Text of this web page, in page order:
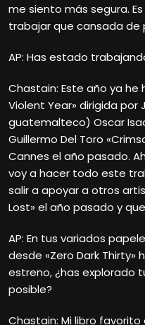
me siento más segura.
trabajar que cansada de
AP: Has estado
Chastain: Este año ya he
Violent Year» dirigida por
guatemalteco) Oscar
Guillermo Del Toro
Cannes el año pasado.
voy a hacer todo este
salir a apoyar a otros
Lost» el año pasado y
AP: En tus variados
desde «Zero Dark Thirty»
estreno, ¿has explorado
posible?
Chastain: Mi libro favorito